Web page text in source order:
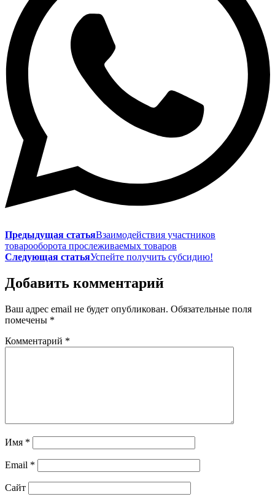
Предыдущая статьяВзаимодействия участников
товарооборота прослеживаемых товаров
Следующая статьяУспейте получить субсидию!
Добавить комментарий
Ваш адрес email не будет опубликован. Обязательные поля
помечены *
Комментарий *
Имя *
Email *
Сайт